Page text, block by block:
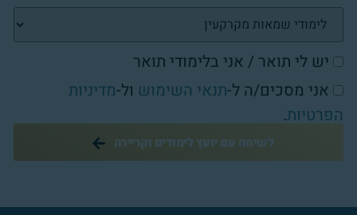
יש לי תואר / אני בלימודי תואר
אני מסכים/ה ל-תנאי השימוש ול-מדיניות
הפרטיות.
לשיחה עם יועץ לימודים וקריירה